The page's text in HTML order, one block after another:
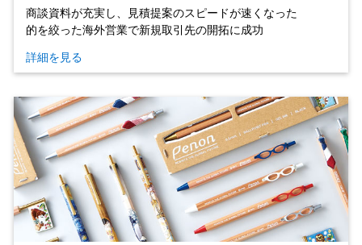
商談資料が充実し、見積提案のスピードが速くなった
的を絞った海外営業で新規取引先の開拓に成功
詳細を見る